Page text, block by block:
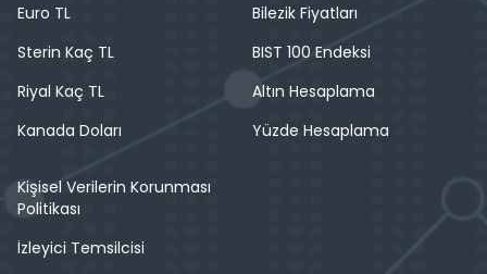
Euro TL
Sterin Kaç TL
Riyal Kaç TL
Kanada Doları
Bilezik Fiyatları
BIST 100 Endeksi
Altın Hesaplama
Yüzde Hesaplama
Kişisel Verilerin Korunması
Politikası
İzleyici Temsilcisi